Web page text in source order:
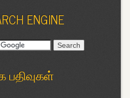
ENGINE
பதிவுகள்